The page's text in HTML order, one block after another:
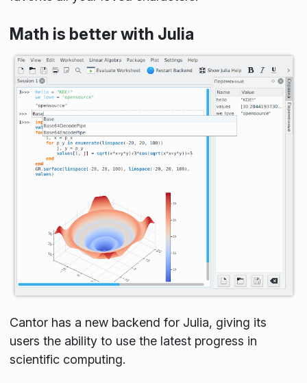
Math is better with Julia
Cantor has a new backend for Julia, giving its
users the ability to use the latest progress in
scientific computing.